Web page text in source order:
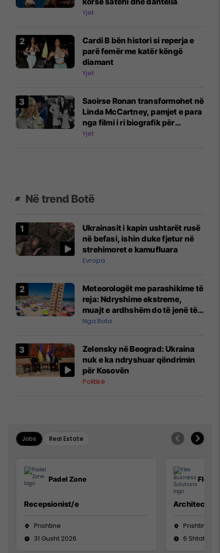
Yjet
Cardi B bën histori si reperja e
parë femër me katër këngë
diamant
Yjet
Saoirse Ronan transformohet në
Linda McCartney, pamjet e para
nga filmi i ri biografik për
Beatles
Yjet
Në trend Botë
Ukrainasit i kapin ushtarët rusë
në befasi, ishin duke fjetur në
strehimoret e kamufluara
Evropa
Meteorologët me parashikime të
reja: Ndryshime ekstreme,
muajt e ardhshëm do të jenë të
pazakontë
Nga Bota
Zelensky në Beograd: Ukraina
nuk e ka ndryshuar qëndrimin
për Kosovën
Politikë
Jobs Real Estate
Padel Zone
Recepsionist/e
Prishtine
31 Gusht 2026
Flex
Architect
Prishtinë
6 Shtator